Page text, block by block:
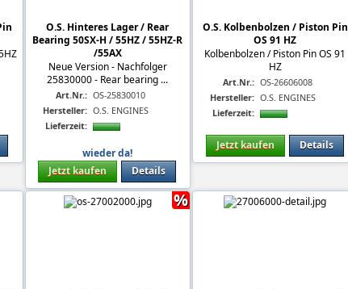
O.S. Hinteres Lager / Rear
Bearing 50SX-H / 55HZ / 55HZ-R
/55AX
Neue Version - Nachfolger
25830000 - Rear bearing ...
Art.Nr.: OS-25830010
Hersteller: O.S. ENGINES
Lieferzeit:
wieder da!
Jetzt kaufen
Details
O.S. Kolbenbolzen / Piston Pin
OS 91 HZ
Kolbenbolzen / Piston Pin OS 91
HZ
Art.Nr.: OS-26606008
Hersteller: O.S. ENGINES
Lieferzeit:
Jetzt kaufen Details
%